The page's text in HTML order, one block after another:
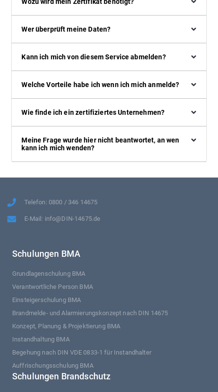
Wozu wird mein Zertifikat benötigt?
Wer überprüft meine Daten?
Kann ich mich von diesem Service abmelden?
Welche Vorteile habe ich wenn ich mich anmelde?
Wie finde ich ein zertifiziertes Unternehmen?
Meine Frage wurde hier nicht beantwortet, an wen
kann ich mich wenden?
Telefon: 0800 / 346 14675
E-Mail: info@DIN-14675.de
Schulungen BMA
Grundlagenschulung BMA
Verantwortliche Person BMA
Einsteigerschulung BMA
Brandmelde- und Alarmierungskonzept nach DIN 14675
Konzept, Planung & Projektierung BMA
Instandhaltung BMA
Begehung nach DIN VDE 0833-1 für Instandhalter
Auffrischungsschulung BMA
Schulungen Brandschutz